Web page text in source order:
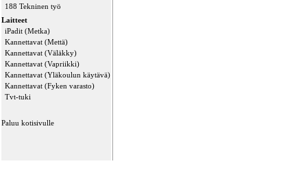
188 Tekninen työ
Laitteet
iPadit (Metka)
Kannettavat (Mettä)
Kannettavat (Väläkky)
Kannettavat (Vapriikki)
Kannettavat (Yläkoulun käytävä)
Kannettavat (Fyken varasto)
Tvt-tuki
Paluu kotisivulle